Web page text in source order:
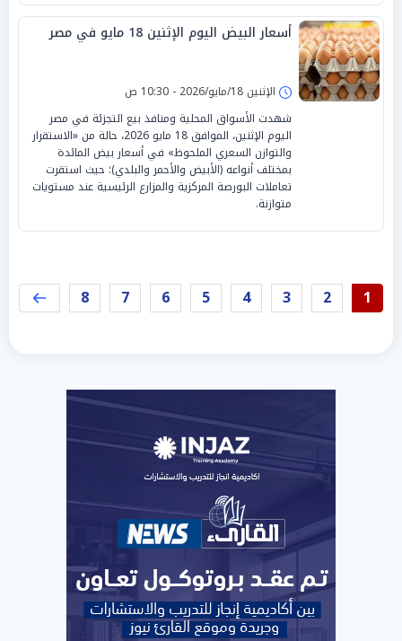
أسعار البيض اليوم الإثنين 18 مايو في مصر
الإثنين 18/مايو/2026 - 10:30 ص
شهدت الأسواق المحلية ومنافذ بيع التجزئة في مصر
اليوم الإثنين، الموافق 18 مايو 2026، حالة من «الاستقرار
والتوازن السعري الملحوظ» في أسعار بيض المائدة
بمختلف أنواعه (الأبيض والأحمر والبلدي)؛ حيث استقرت
تعاملات البورصة المركزية والمزارع الرئيسية عند مستويات
متوازنة.
1
2
3
4
5
6
7
8